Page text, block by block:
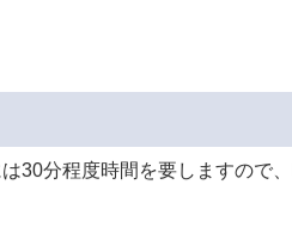
30分程度時間を要しますので